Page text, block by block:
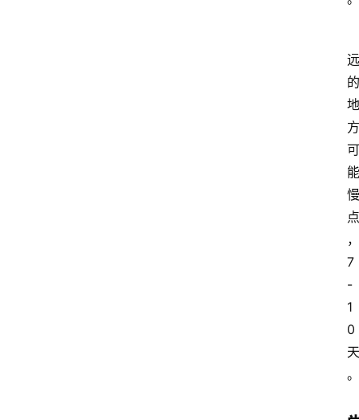
远
的
地
方
可
能
慢
点
，
7
-
1
0
天
。